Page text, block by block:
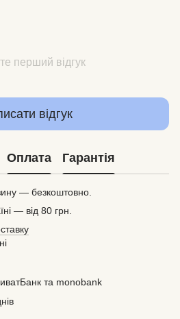
перший відгук
відгук
Оплата Гарантія
— безкоштовно.
— від 80 грн.
та monobank